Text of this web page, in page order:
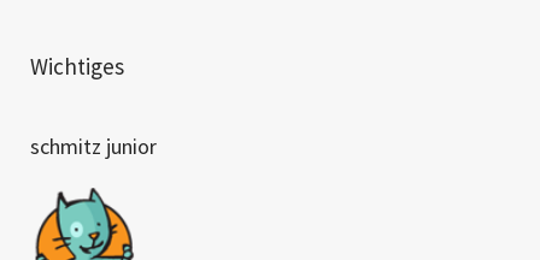
Wichtiges
schmitz junior